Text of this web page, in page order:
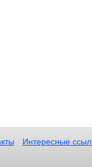
Интересные